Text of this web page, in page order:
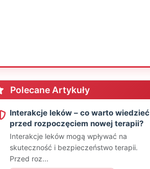
Polecane Artykuły
Interakcje leków – co warto wiedzieć
przed rozpoczęciem nowej terapii?
Interakcje leków mogą wpływać na
skuteczność i bezpieczeństwo terapii.
Przed roz...